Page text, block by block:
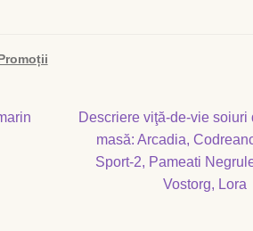
Articolul
următor:
Descriere viţă-de-vie soiuri
masă: Arcadia,
Sport-2, Pameati
Vostorg, Lora